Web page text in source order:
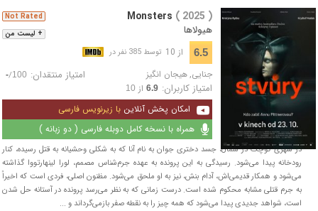
+ لیست من
Not Rated Monsters ( 2025 )
هیولاها
6.5 از 10 توسط 385 نفر در
جنایی,هیجان انگیز امتیاز منتقدان: -/100
امتیاز کاربران: 6.9از 10
امکان پخش آنلاین با زیرنویس فارسی
همراه با نسخه کامل دوبله فارسی ( دو زبانه )
در شهری کوچک در شمال، جسد دختری جوان به نام آنا که به شکلی وحشیانه به قتل رسیده، کنار
رودخانه پیدا می‌شود. رسیدگی به این پرونده به عهده جرم‌شناس مصمم، لورا لینهارتووا گذاشته
می‌شود و همکار قدیمی‌اش، آدام بنش، نیز به او ملحق می‌شود. مظنون اصلی، فردی است که اخیراً
به جرم قتلی مشابه محکوم شده است. درست زمانی که به نظر می‌رسد پرونده در آستانه حل شدن
است، شواهد جدیدی پیدا می‌شود که همه چیز را به نقطه صفر بازمی‌گرداند و ...